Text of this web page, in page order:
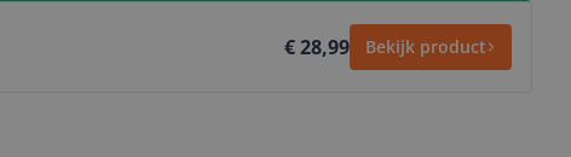
€ 28,99 Bekijk product